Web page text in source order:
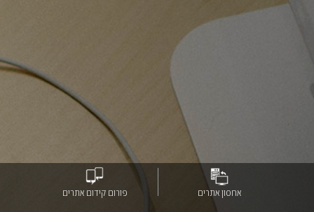
אחסון אתרים פורום קידום אתרים